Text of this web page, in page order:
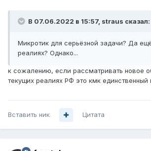
В 07.06.2022 в 15:57, straus сказал:
Микротик для серьёзной задачи? Да
реалиях? Однако...
к сожалению, если рассматривать новое
текущих реалиях РФ это кмк единственный
Вставить ник Цитата